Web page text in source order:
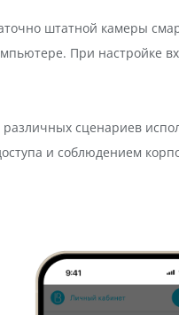
штатной камеры
При настройке
сценариев
и соблюдением